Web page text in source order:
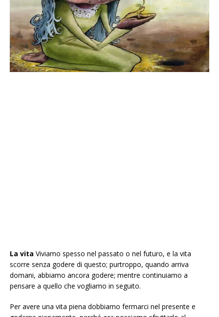
La vita Viviamo spesso nel passato o nel futuro, e la vita
scorre senza godere di questo; purtroppo, quando arriva
domani, abbiamo ancora godere; mentre continuiamo a
pensare a quello che vogliamo in seguito.
Per avere una vita piena dobbiamo fermarci nel presente e